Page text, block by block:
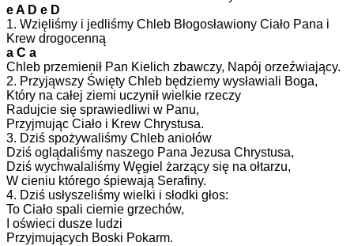
e A D e D
1. Wzięliśmy i jedliśmy Chleb Błogosławiony Ciało Pana i
Krew drogocenną
a C a
Chleb przemienił Pan Kielich zbawczy, Napój orzeźwiający.
2. Przyjąwszy Święty Chleb będziemy wysławiali Boga,
Który na całej ziemi uczynił wielkie rzeczy
Radujcie się sprawiedliwi w Panu,
Przyjmując Ciało i Krew Chrystusa.
3. Dziś spożywaliśmy Chleb aniołów
Dziś oglądaliśmy naszego Pana Jezusa Chrystusa,
Dziś wychwalaliśmy Węgiel żarzący się na ołtarzu,
W cieniu którego śpiewają Serafiny.
4. Dziś usłyszeliśmy wielki i słodki głos:
To Ciało spali ciernie grzechów,
I oświeci dusze ludzi
Przyjmujących Boski Pokarm.